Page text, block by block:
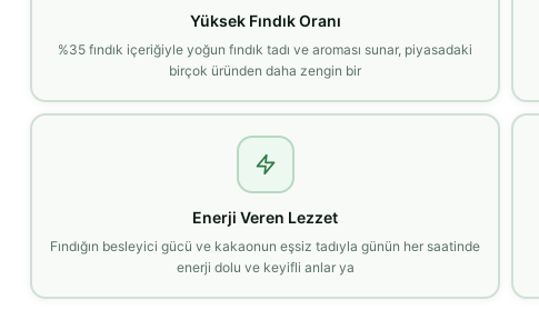
Yüksek Fındık Oranı
%35 fındık içeriğiyle yoğun fındık tadı ve aroması sunar, piyasadaki
birçok üründen daha zengin bir
Enerji Veren Lezzet
Fındığın besleyici gücü ve kakaonun eşsiz tadıyla günün her saatinde
enerji dolu ve keyifli anlar ya